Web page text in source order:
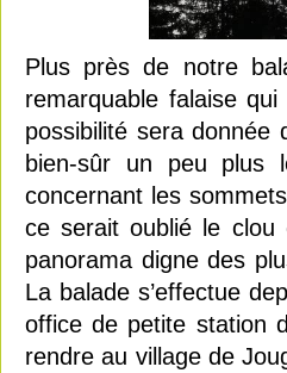
Plus près de notre
remarquable falaise
possibilité sera donnée
bien-sûr un peu
concernant les
ce serait oublié le clou
panorama digne des
La balade s’effectue
office de petite station
rendre au village de